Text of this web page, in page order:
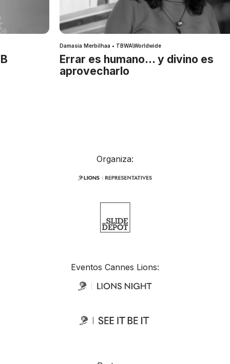
Damasia Merbilhaa • TBWA\Worldwide
Errar es humano… y divino es
aprovecharlo
Organiza:
Eventos Cannes Lions: